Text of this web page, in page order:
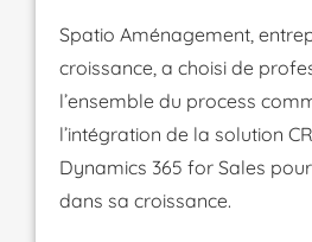
Spatio Aménagement,
croissance, a choisi de
l’ensemble du process
l’intégration de la solution
Dynamics 365 for Sales
dans sa croissance.